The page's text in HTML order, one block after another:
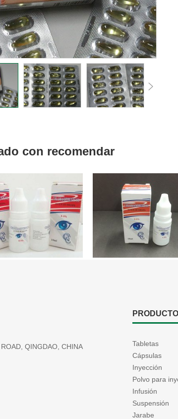
con recomendar
QINGDAO, CHINA
Tabletas
Cápsulas
Inyección
Polvo para
Infusión
Suspensión
Jarabe